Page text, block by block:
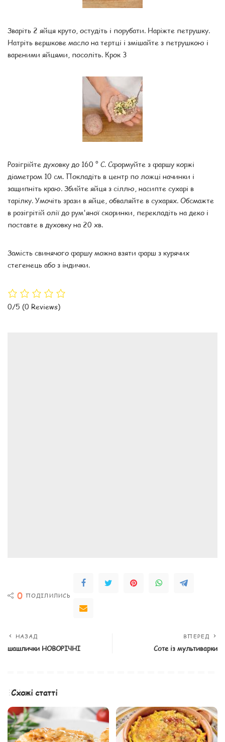
Зваріть 2 яйця круто, остудіть і порубати. Наріжте петрушку.
Натріть вершкове масло на тертці і змішайте з петрушкою і
вареними яйцями, посоліть. Крок 3
Розігрійте духовку до 160 ° С. Сформуйте з фаршу коржі
діаметром 10 см. Покладіть в центр по ложці начинки і
защипніть краю. Збийте яйця з сіллю, насипте сухарі в
тарілку. Умочіть зрази в яйце, обваляйте в сухарях. Обсмажте
в розігрітій олії до рум'яної скоринки, перекладіть на деко і
поставте в духовку на 20 хв.
Замість свинячого фаршу можна взяти фарш з курячих
стегенець або з індички.
0/5 (0 Reviews)
0 ПОДІЛИЛИСЬ
НАЗАД
шашлички НОВОРІЧНІ
ВПЕРЕД
Соте із мультиварки
Схожі статті